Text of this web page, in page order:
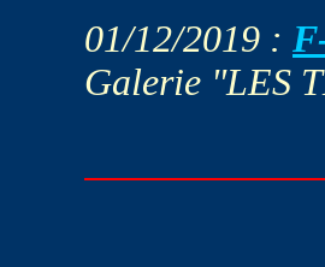
01/12/2019 :
Galerie "LES